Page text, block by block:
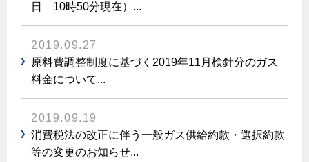
長期使用製品安全点検制度について
冬季の注意
保安体制
保安体制について
ガス設備安全点検について
日 10時50分現在）...
2019.09.27
原料費調整制度に基づく2019年11月検針分のガス
料金について...
2019.09.19
消費税法の改正に伴う一般ガス供給約款・選択約款
等の変更のお知らせ...